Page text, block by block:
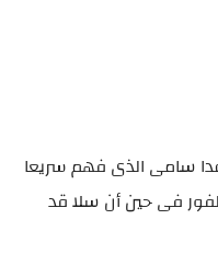
سامى الذى فهم سريعا
فى حين أن سلا قد